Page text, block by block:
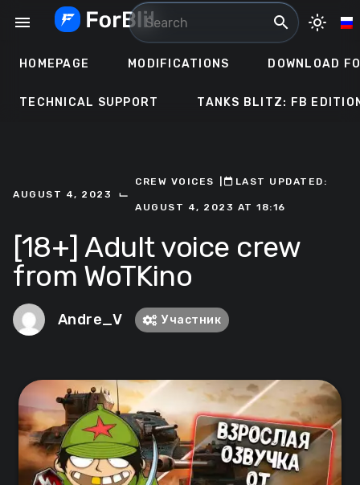
menu search light_mode
HOMEPAGE MODIFICATIONS DOWNLOAD
TECHNICAL SUPPORT TANKS BLITZ: FB
AUGUST 4, 2023 ⌙
CREW VOICES ㅤLAST UPDATED:
AUGUST 4, 2023 AT 18:16
[18+] Adult voice crew
from WoTKino
Andre_V Участник